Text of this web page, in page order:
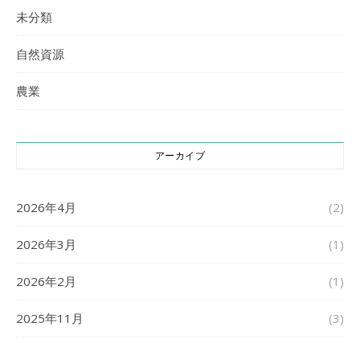
未分類
自然資源
農業
アーカイブ
2026年4月 (2)
2026年3月 (1)
2026年2月 (1)
2025年11月 (3)